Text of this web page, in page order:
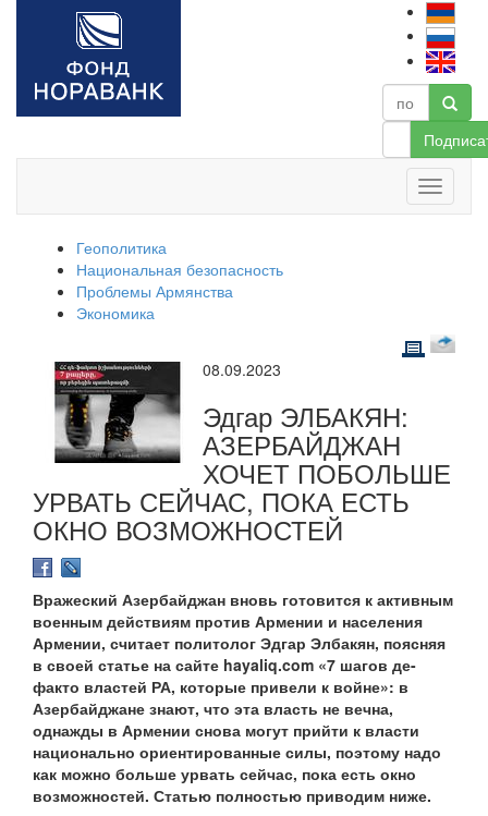
Геополитика
Национальная безопасность
Проблемы Армянства
Экономика
08.09.2023
Эдгар ЭЛБАКЯН:
АЗЕРБАЙДЖАН
ХОЧЕТ ПОБОЛЬШЕ
УРВАТЬ СЕЙЧАС, ПОКА ЕСТЬ
ОКНО ВОЗМОЖНОСТЕЙ
Вражеский Азербайджан вновь готовится к активным
военным действиям против Армении и населения
Армении, считает политолог Эдгар Элбакян, поясняя
в своей статье на сайте hayaliq.com «7 шагов де-
факто властей РА, которые привели к войне»: в
Азербайджане знают, что эта власть не вечна,
однажды в Армении снова могут прийти к власти
национально ориентированные силы, поэтому надо
как можно больше урвать сейчас, пока есть окно
возможностей. Статью полностью приводим ниже.